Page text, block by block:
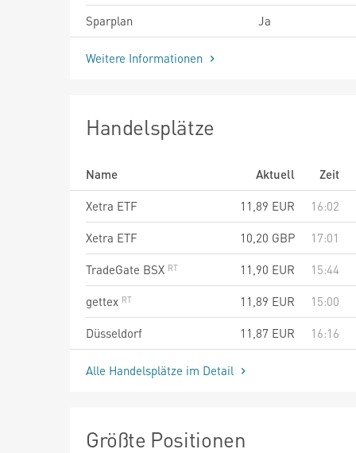
Sparplan
Ja
Weitere Informationen
Handelsplätze
Name Aktuell
Zeit
Xetra ETF
11,89 EUR
16:02
Xetra ETF
10,20 GBP
17:01
TradeGate BSX
11,90 EUR
15:44
gettex
11,89 EUR
15:00
Düsseldorf
11,87 EUR 16:16
Alle Handelsplätze im Detail
Größte Positionen